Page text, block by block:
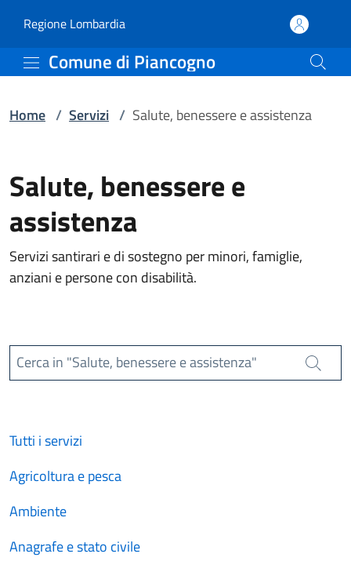
Servizi | Comune di
Regione Lombardia(apre in un'altra scheda).
Comune di Piancogno
Home / Servizi / Salute, benessere e assistenza
Salute, benessere e
assistenza
Servizi santirari e di sostegno per minori, famiglie,
anziani e persone con disabilità.
Cerca in "Salute, benessere e assistenza"
Cerca
Tutti i servizi
Agricoltura e pesca
Ambiente
Anagrafe e stato civile